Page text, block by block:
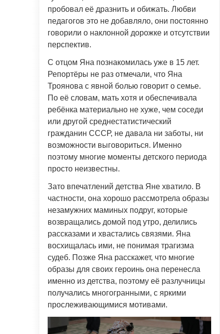
пробовал её дразнить и обижать. Любви
педагогов это не добавляло, они постоянно
говорили о наклонной дорожке и отсутствии
перспектив.
С отцом Яна познакомилась уже в 15 лет.
Репортёры не раз отмечали, что Яна
Троянова с явной болью говорит о семье.
По её словам, мать хотя и обеспечивала
ребёнка материально не хуже, чем соседи
или другой среднестатистический
гражданин СССР, не давала ни заботы, ни
возможности выговориться. Именно
поэтому многие моменты детского периода
просто неизвестны.
Зато впечатлений детства Яне хватило. В
частности, она хорошо рассмотрела образы
незамужних маминых подруг, которые
возвращались домой под утро, делились
рассказами и хвастались связями. Яна
восхищалась ими, не понимая трагизма
судеб. Позже Яна расскажет, что многие
образы для своих героинь она перенесла
именно из детства, поэтому её разлучницы
получались многогранными, с яркими
прослеживающимися мотивами.